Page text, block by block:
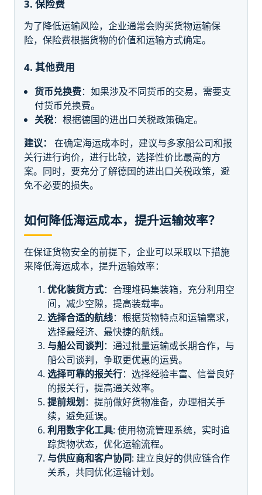
3. 保险费
为了降低运输风险，企业通常会购买货物运输保
险，保险费根据货物的价值和运输方式确定。
4. 其他费用
货币兑换费：如果涉及不同货币的交易，需要支
付货币兑换费。
关税：根据德国的进出口关税政策确定。
建议：
在确定海运成本时，建议与多家船公司和报
关行进行询价，进行比较，选择性价比最高的方
案。同时，要充分了解德国的进出口关税政策，避
免不必要的损失。
如何降低海运成本，提升运输效率？
在保证货物安全的前提下，企业可以采取以下措施
来降低海运成本，提升运输效率：
优化装货方式：合理堆码集装箱，充分利用空
间，减少空隙，提高装载率。
选择合适的航线：根据货物特点和运输需求，
选择最经济、最快捷的航线。
与船公司谈判 ：通过批量运输或长期合作，与
船公司谈判，争取更优惠的运费。
选择可靠的报关行：选择经验丰富、信誉良好
的报关行，提高通关效率。
提前规划 ：提前做好货物准备，办理相关手
续，避免延误。
利用数字化工具: 使用物流管理系统，实时追
踪货物状态，优化运输流程。
与供应商和客户协同: 建立良好的供应链合作
关系，共同优化运输计划。